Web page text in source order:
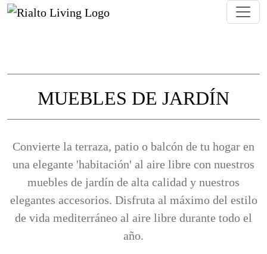
MUEBLES DE JARDÍN
Encuentra muebles de jardín duraderos y
Convierte la terraza, patio o balcón de tu hogar en
una elegante 'habitación' al aire libre con nuestros
muebles de jardín de alta calidad y nuestros
elegantes accesorios. Disfruta al máximo del estilo
de vida mediterráneo al aire libre durante todo el
año.